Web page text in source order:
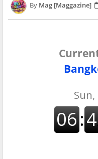
Mag [Maggazine]